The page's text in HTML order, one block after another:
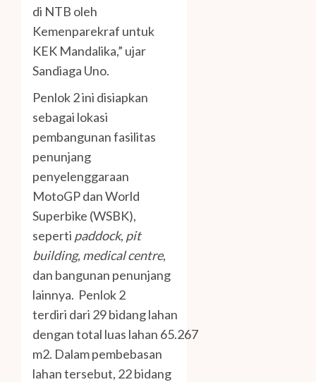
di NTB oleh
Kemenparekraf untuk
KEK Mandalika,” ujar
Sandiaga Uno.
Penlok 2 ini disiapkan
sebagai lokasi
pembangunan fasilitas
penunjang
penyelenggaraan
MotoGP dan World
Superbike (WSBK),
seperti paddock, pit
building, medical centre,
dan bangunan penunjang
lainnya. Penlok 2
terdiri dari 29 bidang lahan
dengan total luas lahan 65.267
m2. Dalam pembebasan
lahan tersebut, 22 bidang